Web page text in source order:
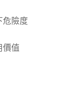
危險度
價值